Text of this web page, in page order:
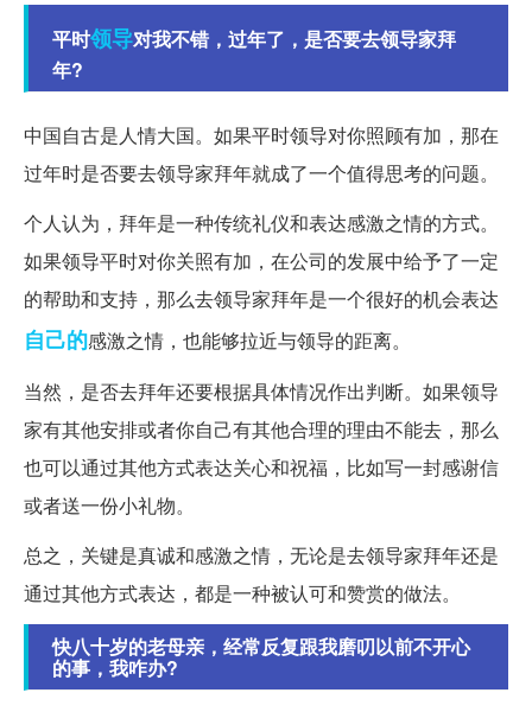
平时领导对我不错，过年了，是否要去领导家拜
年?
中国自古是人情大国。如果平时领导对你照顾有加，那在
过年时是否要去领导家拜年就成了一个值得思考的问题。
个人认为，拜年是一种传统礼仪和表达感激之情的方式。
如果领导平时对你关照有加，在公司的发展中给予了一定
的帮助和支持，那么去领导家拜年是一个很好的机会表达
自己的感激之情，也能够拉近与领导的距离。
当然，是否去拜年还要根据具体情况作出判断。如果领导
家有其他安排或者你自己有其他合理的理由不能去，那么
也可以通过其他方式表达关心和祝福，比如写一封感谢信
或者送一份小礼物。
总之，关键是真诚和感激之情，无论是去领导家拜年还是
通过其他方式表达，都是一种被认可和赞赏的做法。
快八十岁的老母亲，经常反复跟我磨叨以前不开心
的事，我咋办?